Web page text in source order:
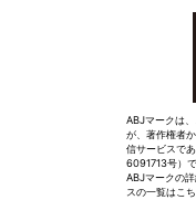
ABJマークは
が、著作権者
信サービスで
6091713号）で
ABJマークの
スの一覧はこち